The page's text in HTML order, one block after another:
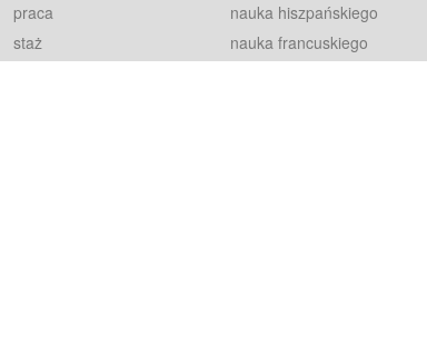
praca
staż
nauka hiszpańskiego
nauka francuskiego